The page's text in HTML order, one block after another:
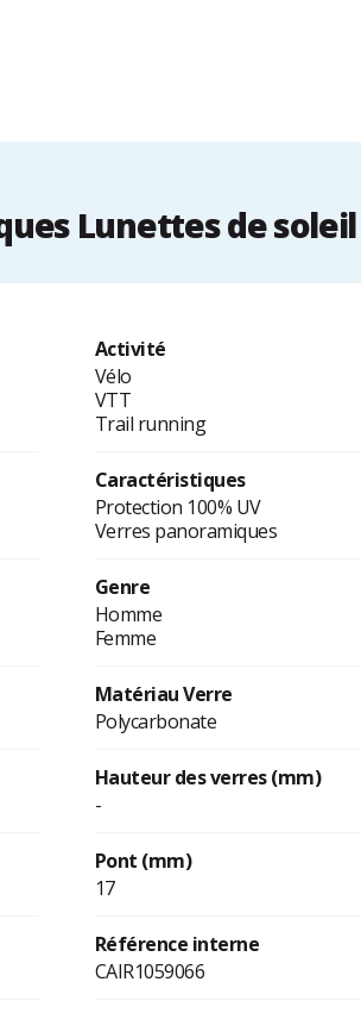
Lunettes de soleil
Activité
Vélo
VTT
Trail running
Caractéristiques
Protection 100% UV
Verres panoramiques
Genre
Homme
Femme
Matériau Verre
Polycarbonate
Hauteur des verres (mm)
-
Pont (mm)
17
Référence interne
CAIR1059066